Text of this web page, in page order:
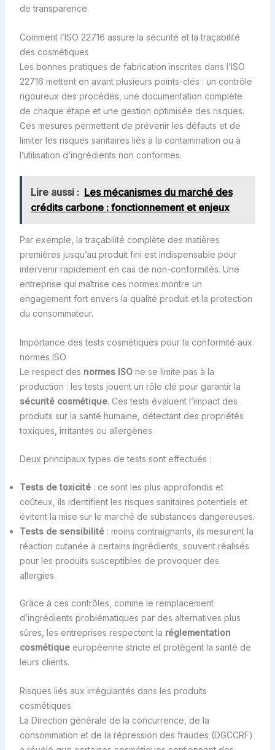
de transparence.
Comment l’ISO 22716 assure la sécurité et la traçabilité
des cosmétiques
Les bonnes pratiques de fabrication inscrites dans l’ISO
22716 mettent en avant plusieurs points-clés : un contrôle
rigoureux des procédés, une documentation complète
de chaque étape et une gestion optimisée des risques.
Ces mesures permettent de prévenir les défauts et de
limiter les risques sanitaires liés à la contamination ou à
l’utilisation d’ingrédients non conformes.
Lire aussi : Les mécanismes du marché des
crédits carbone : fonctionnement et enjeux
Par exemple, la traçabilité complète des matières
premières jusqu’au produit fini est indispensable pour
intervenir rapidement en cas de non-conformités. Une
entreprise qui maîtrise ces normes montre un
engagement fort envers la qualité produit et la protection
du consommateur.
Importance des tests cosmétiques pour la conformité aux
normes ISO
Le respect des normes ISOne se limite pas à la
production : les tests jouent un rôle clé pour garantir la
sécurité cosmétique. Ces tests évaluent l’impact des
produits sur la santé humaine, détectant des propriétés
toxiques, irritantes ou allergènes.
Deux principaux types de tests sont effectués :
Tests de toxicité: ce sont les plus approfondis et
coûteux, ils identifient les risques sanitaires potentiels et
évitent la mise sur le marché de substances dangereuses.
Tests de sensibilité: moins contraignants, ils mesurent la
réaction cutanée à certains ingrédients, souvent réalisés
pour les produits susceptibles de provoquer des
allergies.
Grâce à ces contrôles, comme le remplacement
d’ingrédients problématiques par des alternatives plus
sûres, les entreprises respectent la réglementation
cosmétiqueeuropéenne stricte et protègent la santé de
leurs clients.
Risques liés aux irrégularités dans les produits
cosmétiques
La Direction générale de la concurrence, de la
consommation et de la répression des fraudes (DGCCRF)